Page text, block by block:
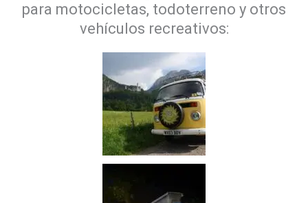
para motocicletas, todoterreno y otros
vehículos recreativos: